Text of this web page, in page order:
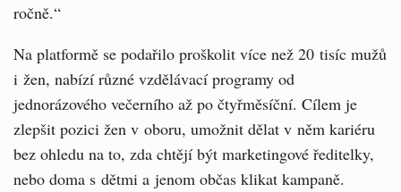
ročně.“
Na platformě se podařilo proškolit více než 20 tisíc mužů
i žen, nabízí různé vzdělávací programy od
jednorázového večerního až po čtyřměsíční. Cílem je
zlepšit pozici žen v oboru, umožnit dělat v něm kariéru
bez ohledu na to, zda chtějí být marketingové ředitelky,
nebo doma s dětmi a jenom občas klikat kampaně.